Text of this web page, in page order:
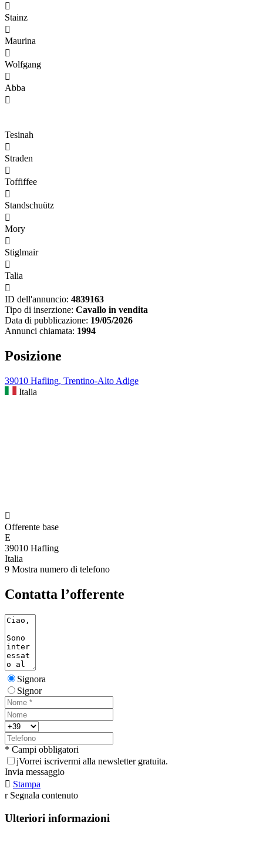

Stainz

Maurina

Wolfgang

Abba

Tesinah

Straden

Toffiffee

Standschuütz

Mory

Stiglmair

Talia

ID dell'annuncio: 4839163
Tipo di inserzione: Cavallo in vendita
Data di pubblicazione: 19/05/2026
Annunci chiamata: 1994
Posizione
39010 Hafling, Trentino-Alto Adige
Italia

Offerente base
E
39010 Hafling
Italia
9 Mostra numero di telefono
Contatta l’offerente
Signora
Signor
* Campi obbligatori
jVorrei iscrivermi alla newsletter gratuita.
Invia messaggio
 Stampa
r Segnala contenuto
Ulteriori informazioni